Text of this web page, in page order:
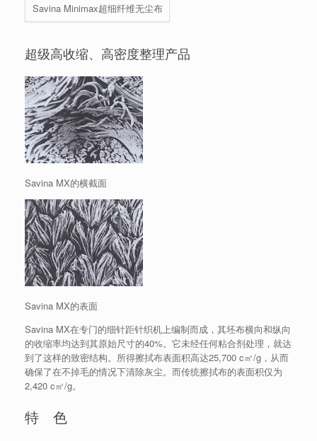
Savina Minimax超细纤维无尘布
超级高收缩、高密度整理产品
Savina MX的横截面
Savina MX的表面
Savina MX在专门的细针距针织机上编制而成，其坯布横向和纵向
的收缩率均达到其原始尺寸的40%。它未经任何粘合剂处理，就达
到了这样的致密结构。所得擦拭布表面积高达25,700 c㎡/g，从而
确保了在不掉毛的情况下清除灰尘。而传统擦拭布的表面积仅为
2,420 c㎡/g。
特 色